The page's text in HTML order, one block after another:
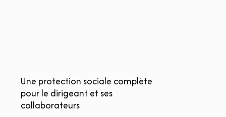
Une protection sociale complète
pour le dirigeant et ses
collaborateurs